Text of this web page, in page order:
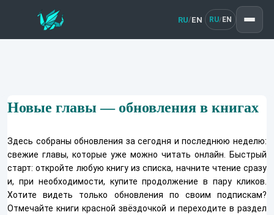
RU/EN RU/ EN
Новые главы — обновления в книгах
Здесь собраны обновления за сегодня и последнюю неделю:
свежие главы, которые уже можно читать онлайн. Быстрый
старт: откройте любую книгу из списка, начните чтение сразу
и, при необходимости, купите продолжение в пару кликов.
Хотите видеть только обновления по своим подпискам?
Отмечайте книги красной звёздочкой и переходите в раздел